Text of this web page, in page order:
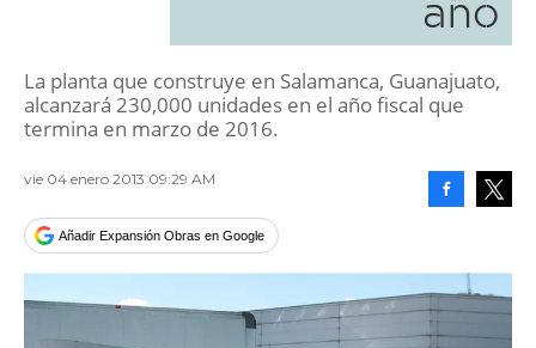
La planta que construye en Salamanca, Guanajuato,
alcanzará 230,000 unidades en el año fiscal que
termina en marzo de 2016.
vie 04 enero 2013 09:29 AM
Añadir Expansión Obras en Google